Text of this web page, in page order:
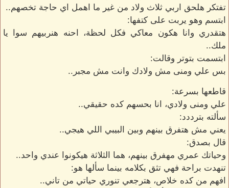
تفتكر هلحق اربي ثلاث ولاد من غير ما اهمل اي حاجة تخصهم..
ابتسم وهو يربت على كتفها:
هتقدري وانا هكون معاكي فكل لحظة، احنه هنربيهم سوا يا
ملك..
ابتسمت بتوتر وقالت:
بس علي ومنى مش ولادك وانت مش مجبر..
قاطعها بسرعة:
علي ومنى ولادي، انا بحسهم كده حقيقي..
سألته بترددد:
يعني مش هتفرق بينهم وبين البيبي اللي هيجي..
قال بصدق:
وحياتك عمري مهفرق بينهم، هما الثلاثة هيكونوا عندي واحد..
تنهدت براحة فهي تثق بكلامه بينما سألها هو:
افهم من كده خلاص، هترجعي تنوري حياتي من تاني..